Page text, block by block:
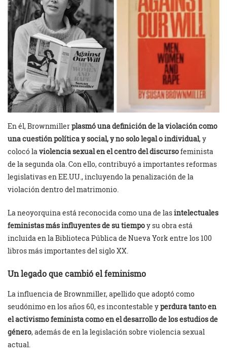
En él, Brownmillerplasmó una definición de la violación como
una cuestión política y social, y no solo legal o individual, y
colocó laviolencia sexual en el centro del discursofeminista
de la segunda ola. Con ello, contribuyó a importantes reformas
legislativas en EE.UU., incluyendo la penalización de la
violación dentro del matrimonio.
La neoyorquina está reconocida como una de lasintelectuales
feministas más influyentes de su tiempoy su obra está
incluida en la Biblioteca Pública de Nueva York entre los 100
libros más importantes del siglo XX.
Un legado que cambió el feminismo
La influencia de Brownmiller, apellido que adoptó como
seudónimo en los años 60, es incontestable yperdura tanto en
el activismo feminista como en el desarrollo de los estudios de
género, además de en la legislación sobre violencia sexual
actual.